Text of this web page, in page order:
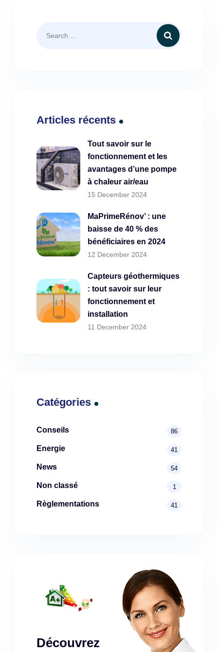
Articles récents
Tout savoir sur le
fonctionnement et les
avantages d’une pompe
à chaleur air/eau
15 December 2024
MaPrimeRénov’ : une
baisse de 40 % des
bénéficiaires en 2024
12 December 2024
Capteurs géothermiques
: tout savoir sur leur
fonctionnement et
installation
11 December 2024
Catégories
Conseils 86
Energie 41
News 54
Non classé 1
Règlementations 41
Découvrez